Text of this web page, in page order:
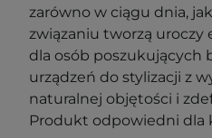
zarówno w ciągu dnia,
związaniu tworzą uroczy
dla osób poszukujących
urządzeń do stylizacji z
naturalnej objętości i
Produkt odpowiedni dla